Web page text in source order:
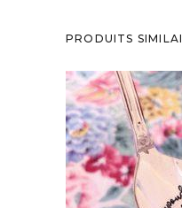
PRODUITS
CUILLÈRE